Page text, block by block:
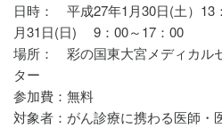
日時： 平成27年1月30日(土）
月31日(日) 9：00～17：00
場所： 彩の国東大宮メディカル
ター
参加費：無料
対象者：がん診療に携わる医師